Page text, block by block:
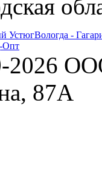
УстюгВологда -
Опт
87А